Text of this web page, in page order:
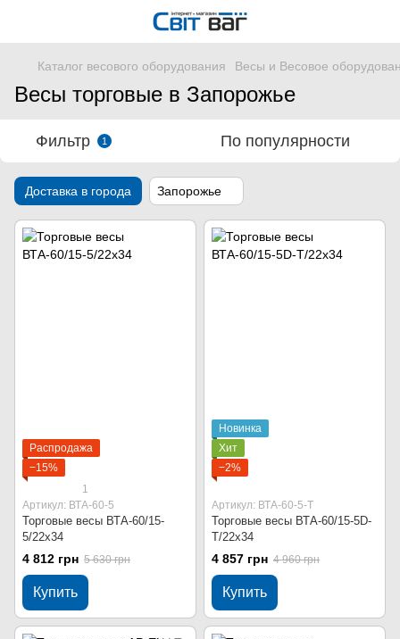
Каталог весового оборудования Весы и Весовое
Весы торговые в Запорожье
Фильтр 1 По популярности
Доставка в города Запорожье
Распродажа
−15%
1
Артикул: ВТА-60-5
Торговые весы ВТА-60/15-
5/22х34
4 812 грн 5 630 грн
Купить
Новинка
Хит
−2%
Артикул: ВТА-60-5-Т
Торговые весы ВТА-60/15-5D-
Т/22х34
4 857 грн 4 960 грн
Купить